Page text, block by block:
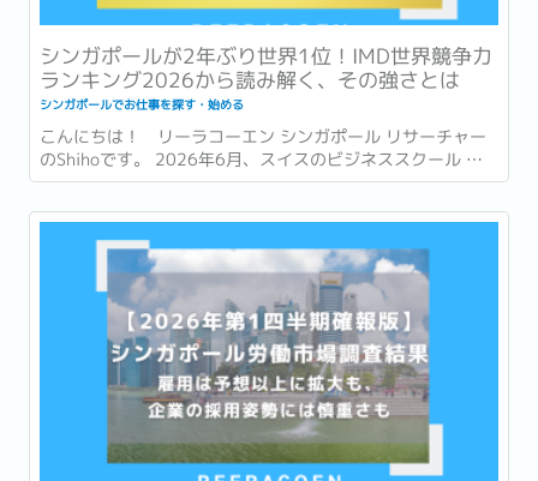
シンガポールが2年ぶり世界1位！IMD世界競争力
ランキング2026から読み解く、その強さとは
シンガポールでお仕事を探す・始める
こんにちは！ リーラコーエン シンガポール リサーチャー
のShihoです。 2026年6月、スイスのビジネススクール 国
際経営開発研究所・IMD (International Institute for
Management Development) が発表した「世界競争力ラン
キング...